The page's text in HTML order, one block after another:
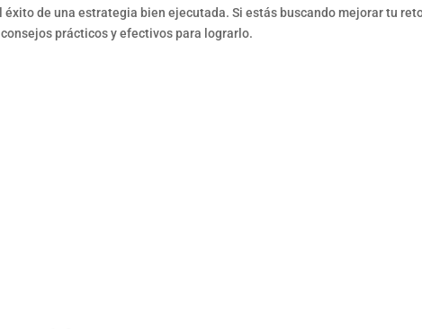
de una estrategia bien ejecutada. Si estás buscando mejorar tu
prácticos y efectivos para lograrlo.